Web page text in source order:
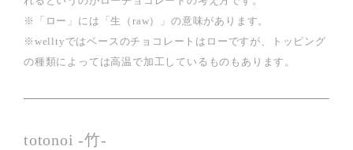
※「ロー」には「生（raw）」の意味があります。
※welltyではベースのチョコレートはローですが、トッピング
の種類によっては高温で加工しているものもあります。
totonoi -竹-